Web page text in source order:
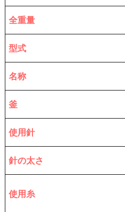
全重量
型式
名称
釜
使用針
針の太さ
使用糸